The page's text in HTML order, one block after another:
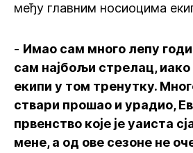
међу главним носиоцима
- Имао сам много лепу
сам најбољи стрелац,
екипи у том тренутку.
ствари прошао и урадио,
првенство које је уаиста
мене, а од ове сезоне не